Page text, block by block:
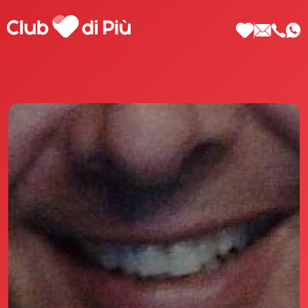
Scopri Club di Più
Le testimonianze Club di Più
La fondatrice Valeria Pilla
Annunci Donne
Agenzia matrimoniale Club di Più
Love Notebook